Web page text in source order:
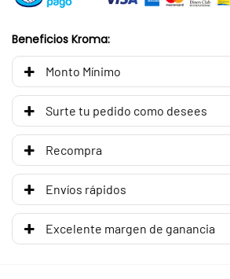
Beneficios Kroma:
Monto Mínimo
Surte tu pedido como desees
Recompra
Envíos rápidos
Excelente margen de ganancia